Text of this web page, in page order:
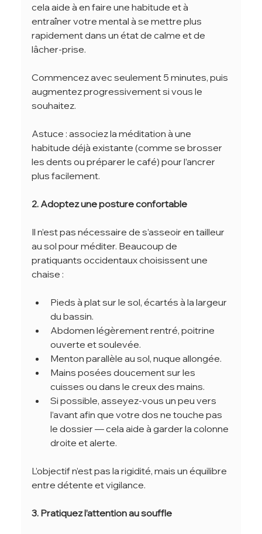
cela aide à en faire une habitude et à
entraîner votre mental à se mettre plus
rapidement dans un état de calme et de
lâcher-prise.
Commencez avec seulement 5 minutes, puis
augmentez progressivement si vous le
souhaitez.
Astuce : associez la méditation à une
habitude déjà existante (comme se brosser
les dents ou préparer le café) pour l’ancrer
plus facilement.
2. Adoptez une posture confortable
Il n’est pas nécessaire de s’asseoir en tailleur
au sol pour méditer. Beaucoup de
pratiquants occidentaux choisissent une
chaise :
Pieds à plat sur le sol, écartés à la largeur
du bassin.
Abdomen légèrement rentré, poitrine
ouverte et soulevée.
Menton parallèle au sol, nuque allongée.
Mains posées doucement sur les
cuisses ou dans le creux des mains.
Si possible, asseyez-vous un peu vers
l’avant afin que votre dos ne touche pas
le dossier — cela aide à garder la colonne
droite et alerte.
L’objectif n’est pas la rigidité, mais un équilibre
entre détente et vigilance.
3. Pratiquez l’attention au souffle